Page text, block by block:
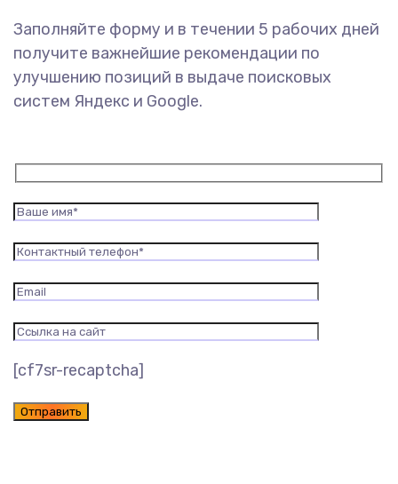
Заполняйте форму и в течении 5 рабочих дней
получите важнейшие рекомендации по
улучшению позиций в выдаче поисковых
систем Яндекс и Google.
[cf7sr-recaptcha]